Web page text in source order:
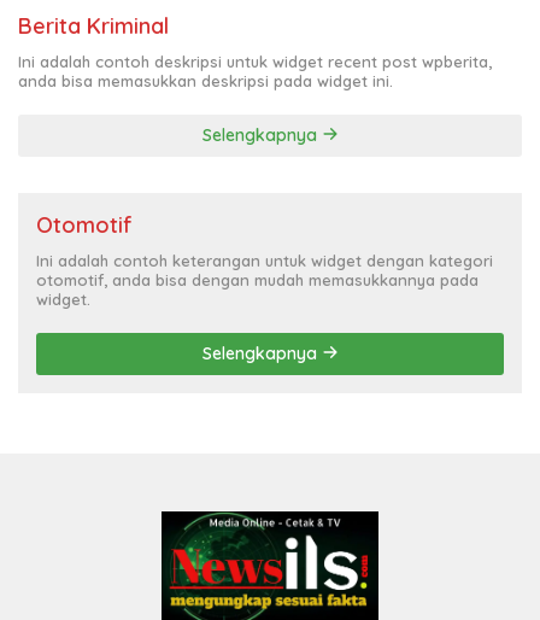
Berita Kriminal
Ini adalah contoh deskripsi untuk widget recent post wpberita,
anda bisa memasukkan deskripsi pada widget ini.
Selengkapnya
Otomotif
Ini adalah contoh keterangan untuk widget dengan kategori
otomotif, anda bisa dengan mudah memasukkannya pada
widget.
Selengkapnya